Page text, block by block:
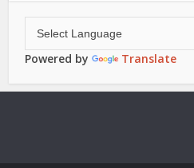
Powered by Translate